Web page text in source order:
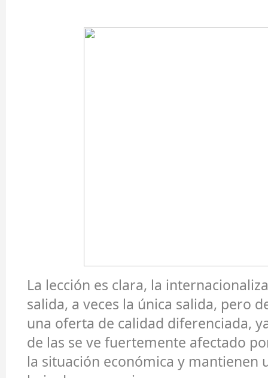
La lección es clara, la
salida, a veces la única salida, pero
una oferta de calidad diferenciada,
de las se ve fuertemente afectado
la situación económica y mantienen